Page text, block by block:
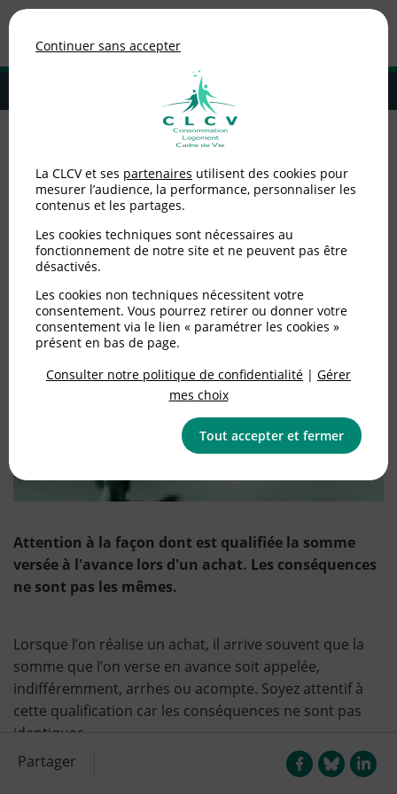
MENU
Adhérer à la CLCV
Arrhes ou acompte ?
Publié le05/08/2014 (mis à jour le03/11/2021)
Consommation
Attention à la façon dont est qualifiée la somme
versée à l'avance lors d'un achat. Les conséquences
ne sont pas les mêmes.
Lorsque l’on réalise un achat, il arrive souvent que la
somme que l’on verse en avance soit appelée,
indifféremment, arrhes ou acompte. Soyez attentif à
cette qualification car les conséquences ne sont pas
identiques.
Partager
Continuer sans accepter
La CLCV et ses partenaires utilisent des cookies pour
mesurer l’audience, la performance, personnaliser les
contenus et les partages.
Les cookies techniques sont nécessaires au
fonctionnement de notre site et ne peuvent pas être
désactivés.
Les cookies non techniques nécessitent votre
consentement. Vous pourrez retirer ou donner votre
consentement via le lien « paramétrer les cookies »
présent en bas de page.
Consulter notre politique de confidentialité | Gérer
mes choix
Tout accepter et fermer